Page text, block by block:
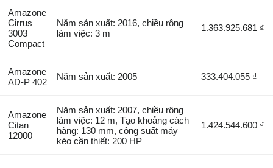
Amazone
Cirrus
3003
Compact
Năm sản xuất: 2016, chiều rộng
làm việc: 3 m
1.363.925.681 ₫
Amazone
AD-P 402
Năm sản xuất: 2005 333.404.055 ₫
Amazone
Citan
12000
Năm sản xuất: 2007, chiều rộng
làm việc: 12 m, Tạo khoảng cách
hàng: 130 mm, công suất máy
kéo cần thiết: 200 HP
1.424.544.600 ₫